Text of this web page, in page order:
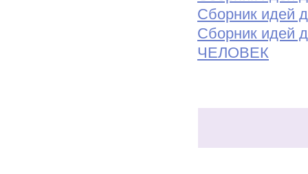
Сборник идей
Сборник идей
ЧЕЛОВЕК